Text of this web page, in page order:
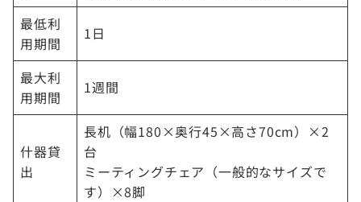
最低利
用期間
1日
最大利
用期間
1週間
什器貸
出
長机（幅180×奥行45×高さ70cm）×2
台
ミーティングチェア（一般的なサイズで
す）×8脚